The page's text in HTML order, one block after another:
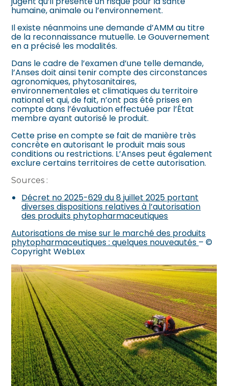
humaine, animale ou l’environnement.
Il existe néanmoins une demande d’AMM au titre
de la reconnaissance mutuelle. Le Gouvernement
en a précisé les modalités.
Dans le cadre de l’examen d’une telle demande,
l’Anses doit ainsi tenir compte des circonstances
agronomiques, phytosanitaires,
environnementales et climatiques du territoire
national et qui, de fait, n’ont pas été prises en
compte dans l’évaluation effectuée par l’État
membre ayant autorisé le produit.
Cette prise en compte se fait de manière très
concrète en autorisant le produit mais sous
conditions ou restrictions. L’Anses peut également
exclure certains territoires de cette autorisation.
Sources :
Décret no 2025-629 du 8 juillet 2025 portant
diverses dispositions relatives à l’autorisation
des produits phytopharmaceutiques
Autorisations de mise sur le marché des produits
phytopharmaceutiques : quelques nouveautés – ©
Copyright WebLex